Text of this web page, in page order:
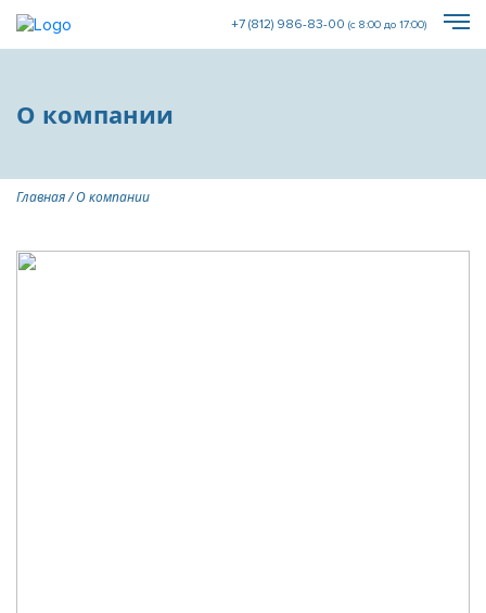
+7 (812) 986-83-00 (с 8:00 до 17:00)
О компании
Главная/О компании